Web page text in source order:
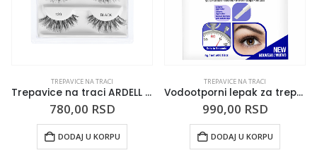
TREPAVICE NA TRACI
Trepavice na traci ARDELL Twin Pack 120 2/1
780,00 RSD
DODAJ U KORPU
TREPAVICE NA TRACI
Vodootporni lepak za trepavice na traci DUO Providni 5g
990,00 RSD
DODAJ U KORPU